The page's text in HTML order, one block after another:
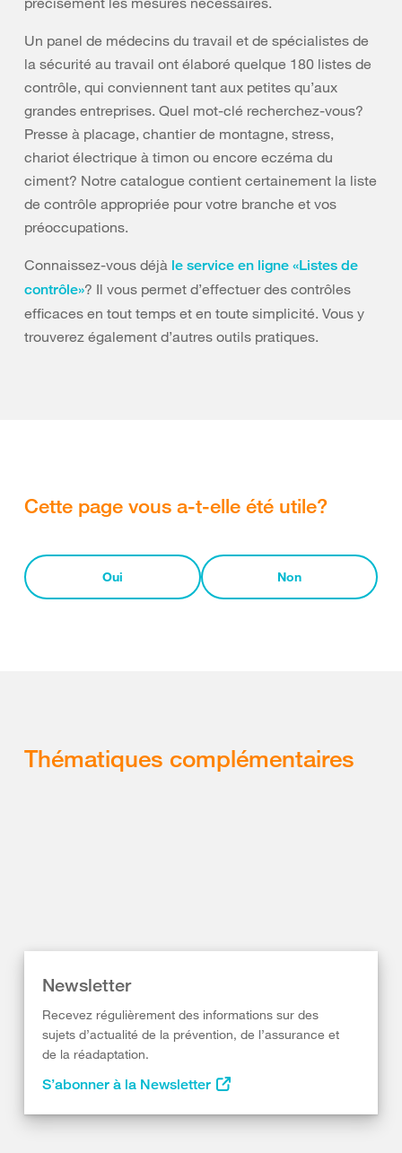
Un panel de médecins du travail et de spécialistes de
la sécurité au travail ont élaboré quelque 180 listes de
contrôle, qui conviennent tant aux petites qu’aux
grandes entreprises. Quel mot-clé recherchez-vous?
Presse à placage, chantier de montagne, stress,
chariot électrique à timon ou encore eczéma du
ciment? Notre catalogue contient certainement la liste
de contrôle appropriée pour votre branche et vos
préoccupations.
Connaissez-vous déjà le service en ligne «Listes de
contrôle»? Il vous permet d’effectuer des contrôles
efficaces en tout temps et en toute simplicité. Vous y
trouverez également d’autres outils pratiques.
Cette page vous a-t-elle été utile?
Oui Non
Thématiques complémentaires
Newsletter
Recevez régulièrement des informations sur des
sujets d’actualité de la prévention, de l’assurance et
de la réadaptation.
S’abonner à la Newsletter